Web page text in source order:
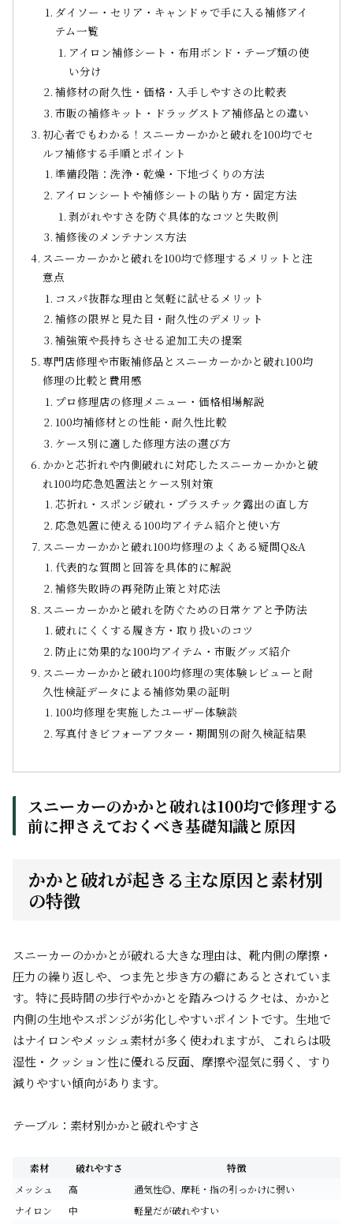
ダイソー・セリア・キャンドゥで手に入る補修アイ
テム一覧
アイロン補修シート・布用ボンド・テープ類の使
い分け
補修材の耐久性・価格・入手しやすさの比較表
市販の補修キット・ドラッグストア補修品との違い
初心者でもわかる！スニーカーかかと破れを100均でセ
ルフ補修する手順とポイント
準備段階：洗浄・乾燥・下地づくりの方法
アイロンシートや補修シートの貼り方・固定方法
剥がれやすさを防ぐ具体的なコツと失敗例
補修後のメンテナンス方法
スニーカーかかと破れを100均で修理するメリットと注
意点
コスパ抜群な理由と気軽に試せるメリット
補修の限界と見た目・耐久性のデメリット
補強策や長持ちさせる追加工夫の提案
専門店修理や市販補修品とスニーカーかかと破れ100均
修理の比較と費用感
プロ修理店の修理メニュー・価格相場解説
100均補修材との性能・耐久性比較
ケース別に適した修理方法の選び方
かかと芯折れや内側破れに対応したスニーカーかかと破
れ100均応急処置法とケース別対策
芯折れ・スポンジ破れ・プラスチック露出の直し方
応急処置に使える100均アイテム紹介と使い方
スニーカーかかと破れ100均修理のよくある疑問Q&A
代表的な質問と回答を具体的に解説
補修失敗時の再発防止策と対応法
スニーカーかかと破れを防ぐための日常ケアと予防法
破れにくくする履き方・取り扱いのコツ
防止に効果的な100均アイテム・市販グッズ紹介
スニーカーかかと破れ100均修理の実体験レビューと耐
久性検証データによる補修効果の証明
100均修理を実施したユーザー体験談
写真付きビフォーアフター・期間別の耐久検証結果
スニーカーのかかと破れは100均で修理する
前に押さえておくべき基礎知識と原因
かかと破れが起きる主な原因と素材別
の特徴
スニーカーのかかとが破れる大きな理由は、靴内側の摩擦・
圧力の繰り返しや、つま先と歩き方の癖にあるとされていま
す。特に長時間の歩行やかかとを踏みつけるクセは、かかと
内側の生地やスポンジが劣化しやすいポイントです。生地で
はナイロンやメッシュ素材が多く使われますが、これらは吸
湿性・クッション性に優れる反面、摩擦や湿気に弱く、すり
減りやすい傾向があります。
テーブル：素材別かかと破れやすさ
素材 破れやすさ
特徴
メッシュ
高
通気性◎、摩耗・指の引っかけに弱い
ナイロン
中
軽量だが破れやすい